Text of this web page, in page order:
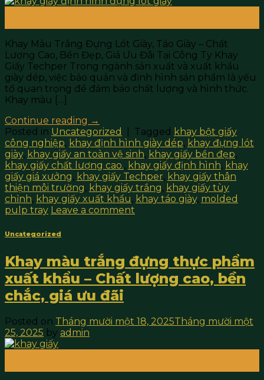
Khay Màu Trắng Đựng Lót Giày, Táo Giày – Chất
Lượng Cao, Bền Đẹp, Giá Ưu Đãi Tại Công Ty Khay
Giấy Techper Trong ngành sản xuất và xuất khẩu
giày dép, việc bảo quản và định hình sản phẩm là yếu
tố quan trọng để đảm bảo chất lượng và hình thức.
Khay màu […]
Continue reading →
Posted in Uncategorized Tagged khay bột giấy
công nghiệp, khay định hình giày dép, khay đựng lót
giày, khay giấy an toàn vệ sinh, khay giấy bền đẹp,
khay giấy chất lượng cao., khay giấy định hình, khay
giấy giá xưởng, khay giấy Techper, khay giấy thân
thiện môi trường, khay giấy trắng, khay giấy tùy
chỉnh, khay giấy xuất khẩu, khay táo giày, molded
pulp tray Leave a comment
Uncategorized
Khay màu trắng đựng thực phẩm
xuất khẩu – Chất lượng cao, bền
chắc, giá ưu đãi
Posted on Tháng mười một 18, 2025Tháng mười một
25, 2025 by admin